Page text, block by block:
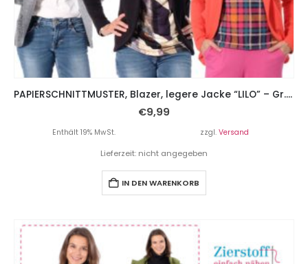
PAPIERSCHNITTMUSTER, Blazer, legere Jacke “LILO” – Gr. 158 – Damengr. 46
€9,99
Enthält 19% MwSt. zzgl. Versand
Lieferzeit: nicht angegeben
IN DEN WARENKORB